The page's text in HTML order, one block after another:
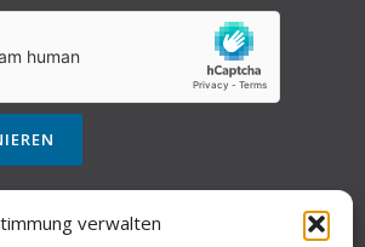
verwalten